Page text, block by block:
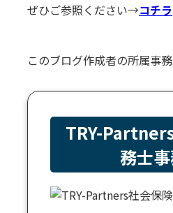
ぜひご参照ください→コチラ
このブログ作成者の所属事
TRY-
務士